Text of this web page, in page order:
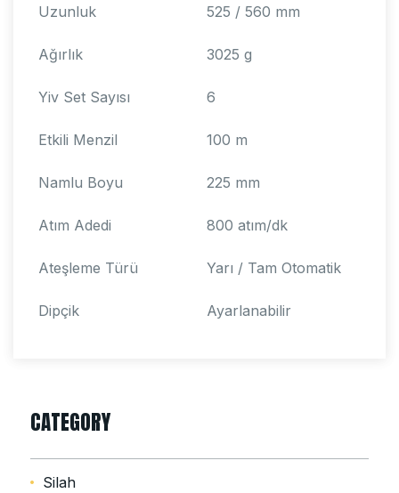
Uzunluk 525 / 560 mm
Ağırlık 3025 g
Yiv Set Sayısı 6
Etkili Menzil 100 m
Namlu Boyu 225 mm
Atım Adedi 800 atım/dk
Ateşleme Türü Yarı / Tam Otomatik
Dipçik Ayarlanabilir
CATEGORY
Silah